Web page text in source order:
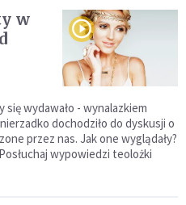
w
wydawało - wynalazkiem
dochodziło do dyskusji o
przez nas. Jak one wyglądały?
wypowiedzi teolożki